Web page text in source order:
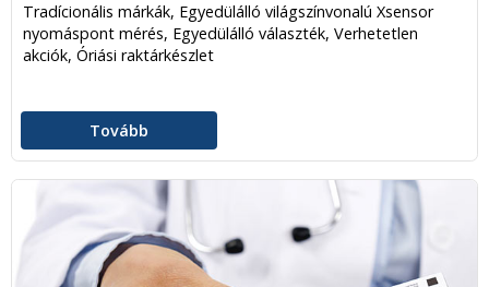
Tradícionális márkák, Egyedülálló világszínvonalú Xsensor
nyomáspont mérés, Egyedülálló választék, Verhetetlen
akciók, Óriási raktárkészlet
Tovább